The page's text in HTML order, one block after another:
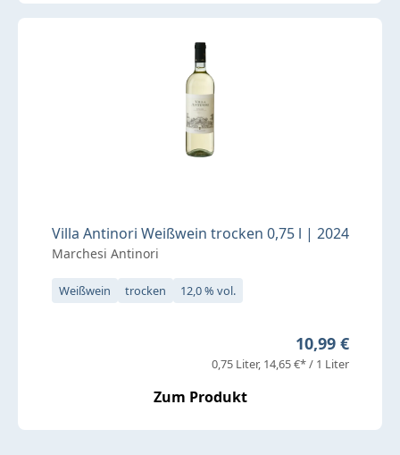
Villa Antinori Weißwein trocken 0,75 l | 2024
Marchesi Antinori
Weißwein trocken 12,0 % vol.
Regulärer
10,99 €
0,75 Liter 14,65 €* / 1 Liter
Zum Produkt